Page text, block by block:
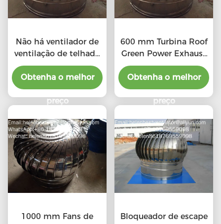
Não há ventilador de
ventilação de telhado
elétrico de tipo 20"
Obtenha o melhor
preço
600 mm Turbina Roof
Green Power Exhaust
Ventilador
Obtenha o melhor
preço
1000 mm Fans de
Bloqueador de escape